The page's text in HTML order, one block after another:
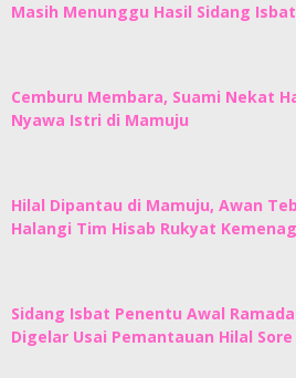
Masih Menunggu Hasil Sidang
Cemburu Membara, Suami Nekat
Nyawa Istri di Mamuju
Hilal Dipantau di Mamuju, Awan
Halangi Tim Hisab Rukyat
Sidang Isbat Penentu Awal
Digelar Usai Pemantauan Hilal Sore